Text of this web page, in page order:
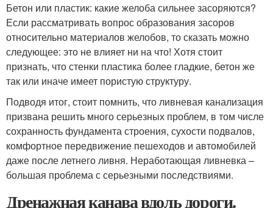
Бетон или пластик: какие желоба сильнее засоряются?
Если рассматривать вопрос образования засоров
относительно материалов желобов, то сказать можно
следующее: это не влияет ни на что! Хотя стоит
признать, что стенки пластика более гладкие, бетон же
так или иначе имеет пористую структуру.
Подводя итог, стоит помнить, что ливневая канализация
призвана решить много серьезных проблем, в том числе
сохранность фундамента строения, сухости подвалов,
комфортное передвижение пешеходов и автомобилей
даже после летнего ливня. Неработающая ливневка –
большая проблема с серьезными последствиями.
Дренажная канава вдоль дороги.